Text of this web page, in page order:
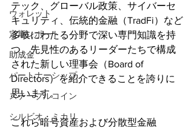
ウォレット
定期レポート
助成金
パートナーシップ
ステーブルコイン
シルビオ・ミカリ
テック、グローバル政策、サイバーセ
キュリティ、伝統的金融（TradFi）など
多岐にわたる分野で深い専門知識を持
つ、先見性のあるリーダーたちで構成
された新しい理事会（Board of
Directors）を紹介できることを誇りに
思います。
これら暗号資産および分散型金融